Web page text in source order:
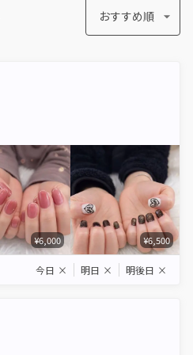
おすすめ順
¥6,000 ¥6,500
今日 × 明日 × 明後日 ×